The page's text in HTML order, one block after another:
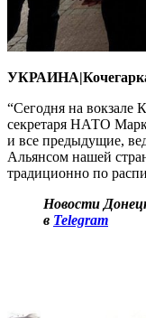
“Сегодня на вокзале
секретаря НАТО
и все предыдущие,
Альянсом нашей
традиционно по
Новости
в Telegram